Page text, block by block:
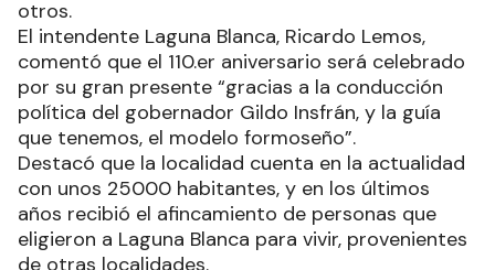
otros.
El intendente Laguna Blanca, Ricardo Lemos,
comentó que el 110.er aniversario será celebrado
por su gran presente “gracias a la conducción
política del gobernador Gildo Insfrán, y la guía
que tenemos, el modelo formoseño”.
Destacó que la localidad cuenta en la actualidad
con unos 25000 habitantes, y en los últimos
años recibió el afincamiento de personas que
eligieron a Laguna Blanca para vivir, provenientes